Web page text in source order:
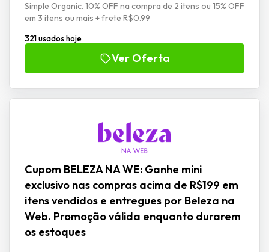
Simple Organic. 10% OFF na compra de 2 itens ou 15% OFF
em 3 itens ou mais + frete R$0.99
321 usados hoje
Ver Oferta
Cupom BELEZA NA WE: Ganhe mini
exclusivo nas compras acima de R$199 em
itens vendidos e entregues por Beleza na
Web. Promoção válida enquanto durarem
os estoques